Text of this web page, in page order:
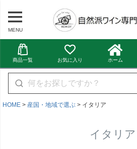
MENU
商品一覧 お気に入り ホーム
HOME 産国・地域で選ぶ イタリア
イタリア